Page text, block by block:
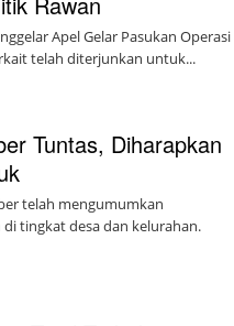
Apel Gelar Pasukan Operasi
telah diterjunkan untuk...
Tuntas, Diharapkan
telah mengumumkan
tingkat desa dan kelurahan.